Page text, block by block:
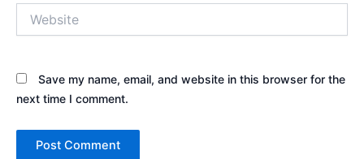
Save my name, email, and website in this browser for the
next time I comment.